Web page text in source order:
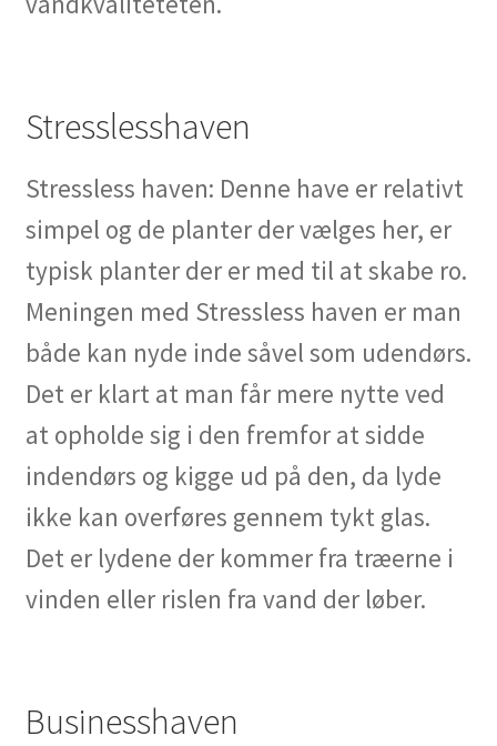
Stresslesshaven
Stressless haven: Denne have er relativt
simpel og de planter der vælges her, er
typisk planter der er med til at skabe ro.
Meningen med Stressless haven er man
både kan nyde inde såvel som udendørs.
Det er klart at man får mere nytte ved
at opholde sig i den fremfor at sidde
indendørs og kigge ud på den, da lyde
ikke kan overføres gennem tykt glas.
Det er lydene der kommer fra træerne i
vinden eller rislen fra vand der løber.
Businesshaven